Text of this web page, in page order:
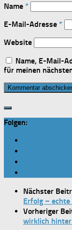
Name *
E-Mail-Adresse *
Website
Name, E-Mail-
für meinen
Folgen:
Nächster
Erfolg –
Vorheriger
wirklich